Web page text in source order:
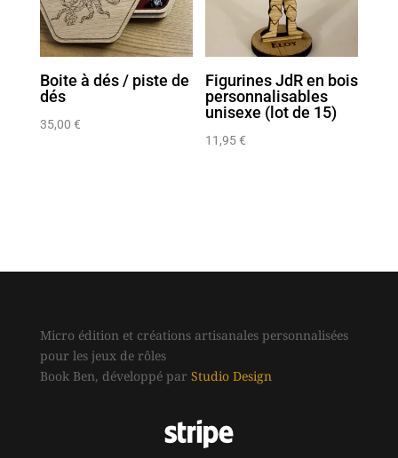
Boite à dés / piste de
dés
35,00 €
Figurines JdR en bois
personnalisables
unisexe (lot de 15)
11,95€
Micro édition et créations artisanales personnalisées
pour les jeux de rôles
Book Ben, développé par Studio Design